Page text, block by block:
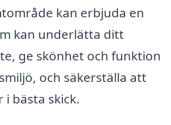
kan erbjuda en
kan underlätta ditt
ge skönhet och funktion
och säkerställa att
bästa skick.